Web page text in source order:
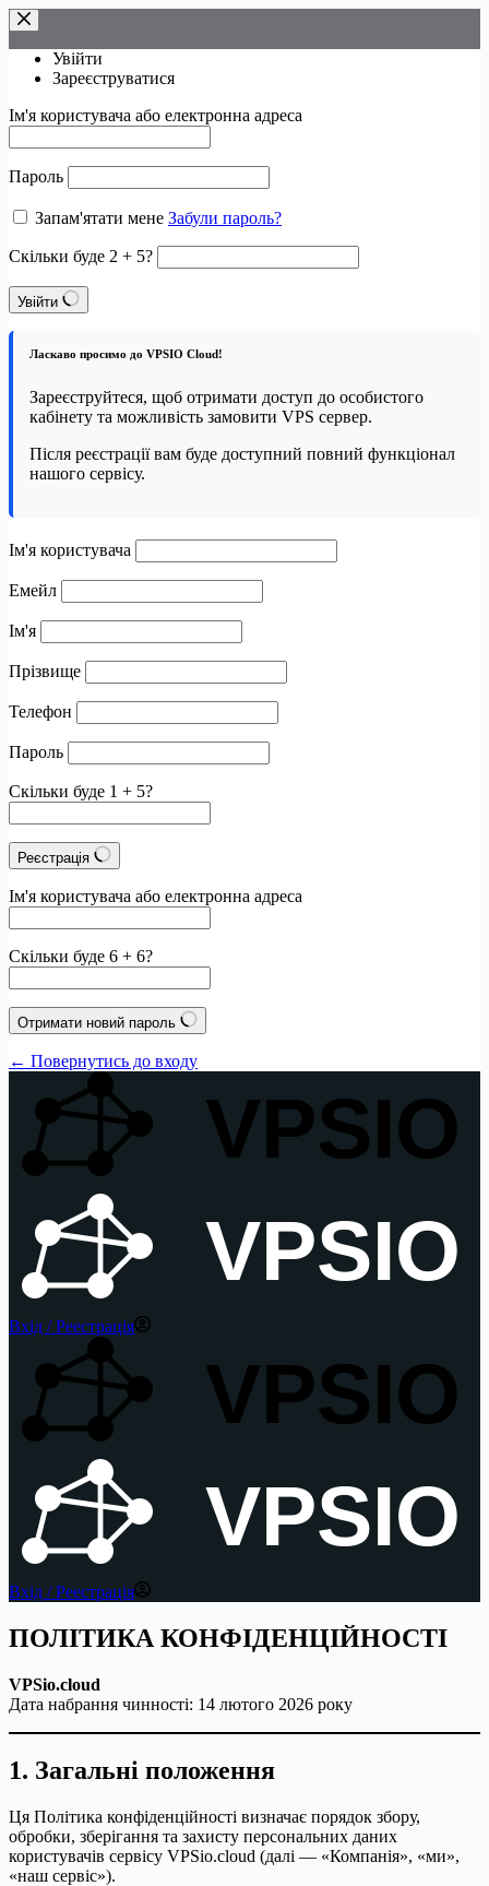
Перейти
до
вмістуУвійти
Зареєструватися
Ім'я користувача або електронна адреса
Пароль
Запам'ятати мене Забули пароль?
Скільки буде 2 + 5?
Увійти
Ласкаво просимо до VPSIO Cloud!
Зареєструйтеся, щоб отримати доступ до особистого
кабінету та можливість замовити VPS сервер.
Після реєстрації вам буде доступний повний функціонал
нашого сервісу.
Ім'я користувача
Емейл
Ім'я
Прізвище
Телефон
Пароль
Скільки буде 1 + 5?
Реєстрація
Ім'я користувача або електронна адреса
Скільки буде 6 + 6?
Отримати новий пароль
← Повернутись до входу
VPSIO
VPSIO
Вхід / Реестрація
VPSIO
VPSIO
Вхід / Реестрація
ПОЛІТИКА КОНФІДЕНЦІЙНОСТІ
VPSio.cloud
Дата набрання чинності: 14 лютого 2026 року
1. Загальні положення
Ця Політика конфіденційності визначає порядок збору,
обробки, зберігання та захисту персональних даних
користувачів сервісу VPSio.cloud (далі — «Компанія», «ми»,
«наш сервіс»).